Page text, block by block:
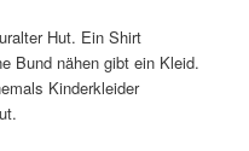
Hut. Ein Shirt
Bund nähen gibt ein Kleid.
Kinderkleider